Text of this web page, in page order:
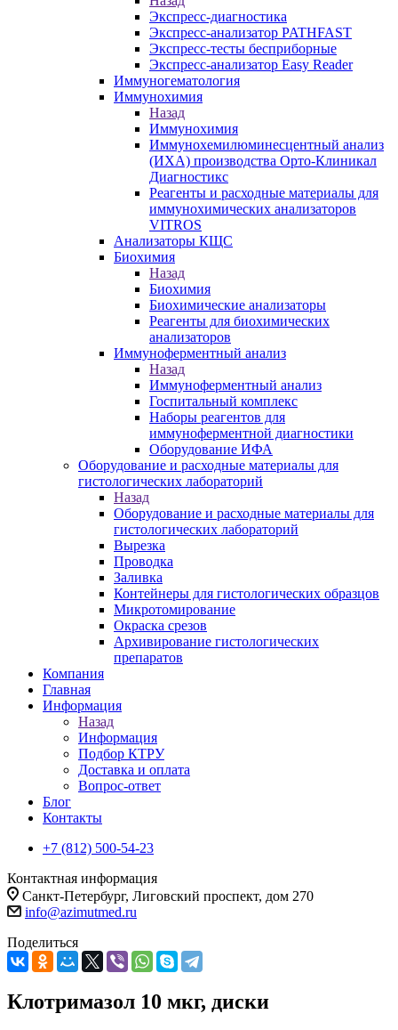
Экспресс-диагностика
Экспресс-анализатор PATHFAST
Экспресс-тесты бесприборные
Экспресс-анализатор Easy Reader
Иммуногематология
Иммунохимия
Назад
Иммунохимия
Иммунохемилюминесцентный анализ
(ИХА) производства Орто-Клиникал
Диагностикс
Реагенты и расходные материалы для
иммунохимических анализаторов
VITROS
Анализаторы КЩС
Биохимия
Назад
Биохимия
Биохимические анализаторы
Реагенты для биохимических
анализаторов
Иммуноферментный анализ
Назад
Иммуноферментный анализ
Госпитальный комплекс
Наборы реагентов для
иммуноферментной диагностики
Оборудование ИФА
Оборудование и расходные материалы для
гистологических лабораторий
Назад
Оборудование и расходные материалы для
гистологических лабораторий
Вырезка
Проводка
Заливка
Контейнеры для гистологических образцов
Микротомирование
Окраска срезов
Архивирование гистологических
препаратов
Компания
Главная
Информация
Назад
Информация
Подбор КТРУ
Доставка и оплата
Вопрос-ответ
Блог
Контакты
+7 (812) 500-54-23
Контактная информация
Санкт-Петербург, Лиговский проспект, дом 270
info@azimutmed.ru
Поделиться
Клотримазол 10 мкг, диски